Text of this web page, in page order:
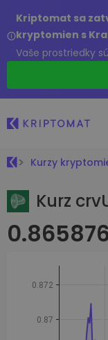
Kriptomat sa
kryptomien s
Vaše prostriedky
Kurzy
Kurz